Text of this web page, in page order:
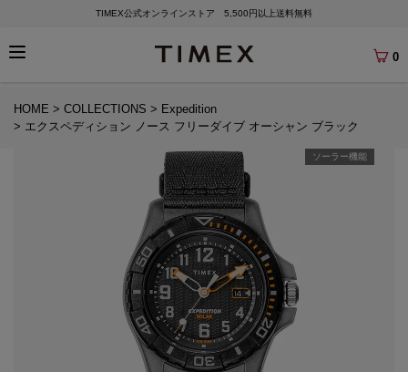
TIMEX公式オンラインストア 5,500円以上送料無料
0
HOME COLLECTIONS
Expedition
エクスペディション ノース フリーダイブ オーシャン ブラック
ソーラー機能